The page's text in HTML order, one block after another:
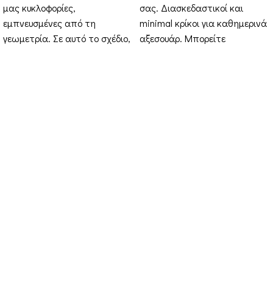
μας κυκλοφορίες,
εμπνευσμένες από τη
γεωμετρία. Σε αυτό το σχέδιο,
σας. Διασκεδαστικοί και
minimal κρίκοι για καθημερινά
αξεσουάρ. Μπορείτε